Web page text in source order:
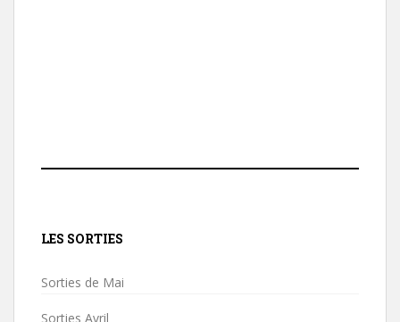
LES SORTIES
Sorties de Mai
Sorties Avril